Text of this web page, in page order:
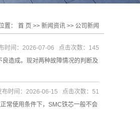
置： 首 页 >> 新闻资讯 >> 公司新闻
造成。现对两种故障情况的判断及
时间：2026-07-06 点击次数：145
常使用条件下，SMC铁芯一般不会
布时间：2026-06-15 点击次数：51